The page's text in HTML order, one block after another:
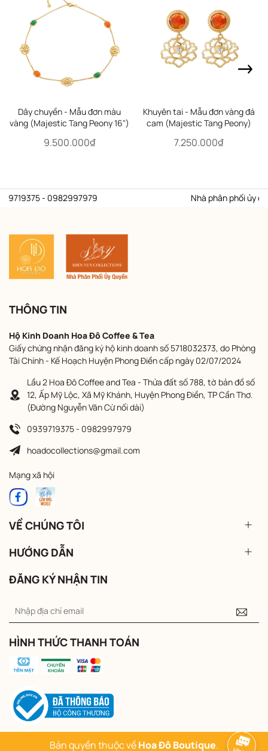
Dây chuyền - Mẫu đơn màu
vàng (Majestic Tang Peony 16")
9.500.000₫
Khuyên tai - Mẫu đơn vàng đá
cam (Majestic Tang Peony)
7.250.000₫
- 0982997979 Nhà phân phối ủy
THÔNG TIN
Hộ Kinh Doanh Hoa Đô Coffee & Tea
Giấy chứng nhận đăng ký hộ kinh doanh số 5718032373, do Phòng
Tài Chính - Kế Hoạch Huyện Phong Điền cấp ngày 02/07/2024
Lầu 2 Hoa Đô Coffee and Tea - Thửa đất số 788, tờ bản đồ số
12, Ấp Mỹ Lộc, Xã Mỹ Khánh, Huyện Phong Điền, TP Cần Thơ.
(Đường Nguyễn Văn Cừ nối dài)
0939719375 - 0982997979
hoadocollections@gmail.com
Mạng xã hội
VỀ CHÚNG TÔI
HƯỚNG DẪN
ĐĂNG KÝ NHẬN TIN
HÌNH THỨC THANH TOÁN
Bản quyền thuộc vềHoa Đô Boutique.